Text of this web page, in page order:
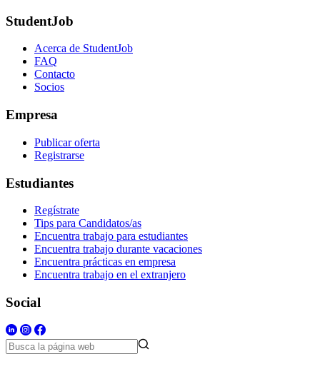
StudentJob
Acerca de StudentJob
FAQ
Contacto
Socios
Empresa
Publicar oferta
Registrarse
Estudiantes
Regístrate
Tips para Candidatos/as
Encuentra trabajo para estudiantes
Encuentra trabajo durante vacaciones
Encuentra prácticas en empresa
Encuentra trabajo en el extranjero
Social